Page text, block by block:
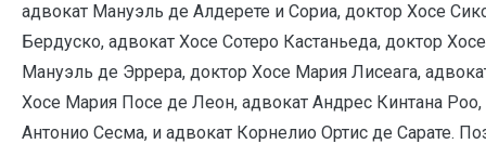
адвокат Мануэль де Алдерете и Сориа, доктор Хосе
Бердуско, адвокат Хосе Сотеро Кастаньеда, доктор Хосе
Мануэль де Эррера, доктор Хосе Мария Лисеага,
Хосе Мария Посе де Леон, адвокат Андрес Кинтана Роо,
Антонио Сесма, и адвокат Корнелио Ортис де Сарате.